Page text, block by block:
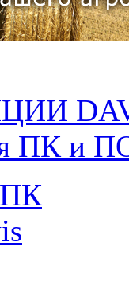
ПК и